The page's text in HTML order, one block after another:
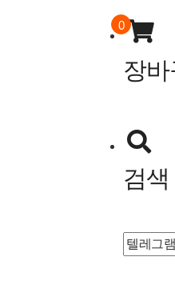
0
장바
검색
검
색: